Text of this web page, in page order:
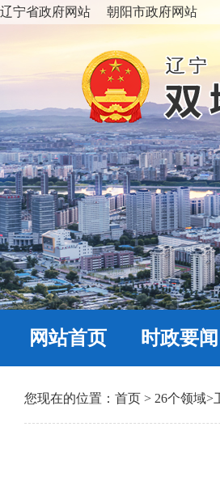
辽宁省政府网站 朝阳市政府网站
网站首页 时政要闻
您现在的位置： 首页 > 26个领域>